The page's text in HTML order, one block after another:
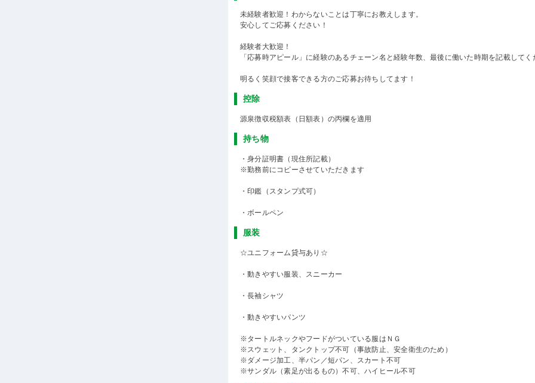
未経験者歓迎！わからないことは丁寧にお教えします。
安心してご応募ください！
経験者大歓迎！
「応募時アピール」に経験のあるチェーン名と経験年数、最後に働いた時期を記載してく
明るく笑顔で接客できる方のご応募お待ちしてます！
控除
源泉徴収税額表（日額表）の丙欄を適用
持ち物
・身分証明書（現住所記載）
※勤務前にコピーさせていただきます
・印鑑（スタンプ式可）
・ボールペン
服装
☆ユニフォーム貸与あり☆
・動きやすい服装、スニーカー
・長袖シャツ
・動きやすいパンツ
※タートルネックやフードがついている服はＮＧ
※スウェット、タンクトップ不可（事故防止、安全衛生のため）
※ダメージ加工、半パン／短パン、スカート不可
※サンダル（素足が出るもの）不可、ハイヒール不可